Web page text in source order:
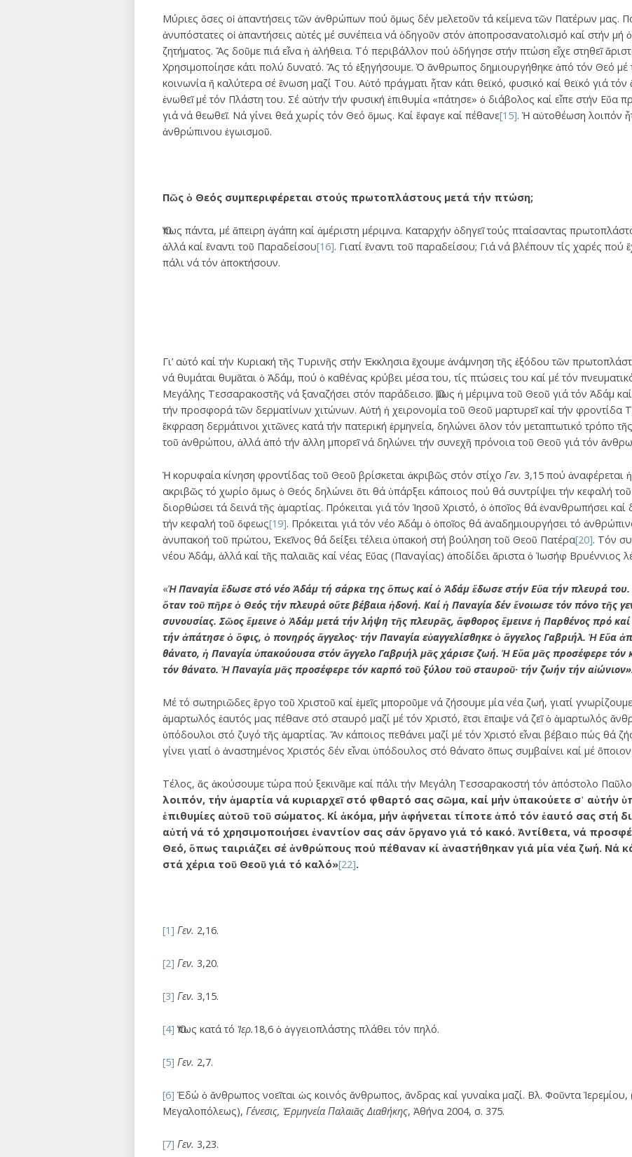
Μύριες ὅσες οἱ ἀπαντήσεις τῶν ἀνθρώπων πού ὅμως δέν μελετοῦν τά κείμενα τῶν Πατέρων μας.
ἀνυπόστατες οἱ ἀπαντήσεις αὐτές μέ συνέπεια νά ὁδηγοῦν στόν ἀποπροσανατολισμό καί στήν μή
ζητήματος. Ἄς δοῦμε πιά εἶνα ἡ ἀλήθεια. Τό περιβάλλον πού ὁδήγησε στήν πτώση εἶχε στηθεῖ
Χρησιμοποίησε κάτι πολύ δυνατό. Ἄς τό ἐξηγήσουμε. Ὁ ἄνθρωπος δημιουργήθηκε ἀπό τόν Θεό μέ
κοινωνία ἤ καλύτερα σέ ἔνωση μαζί Του. Αὐτό πράγματι ἦταν κάτι θεϊκό, φυσικό καί θεϊκό γιά
ἐνωθεῖ μέ τόν Πλάστη του. Σέ αὐτήν τήν φυσική ἐπιθυμία «πάτησε» ὁ διάβολος καί εἶπε στήν Εὔα
γιά νά θεωθεῖ. Νά γίνει θεά χωρίς τόν Θεό ὅμως. Καί ἔφαγε καί πέθανε[15]. Ἡ αὐτοθέωση λοιπόν
ἀνθρώπινου ἐγωισμοῦ.
Πῶς ὁ Θεός συμπεριφέρεται στούς πρωτοπλάστους μετά τήν πτώση;
Ὅπως πάντα, μέ ἄπειρη ἀγάπη καί ἀμέριστη μέριμνα. Καταρχήν ὁδηγεῖ τούς πταίσαντας
ἀλλά καί ἔναντι τοῦ Παραδείσου[16]. Γιατί ἔναντι τοῦ παραδείσου; Γιά νά βλέπουν τίς χαρές
πάλι νά τόν ἀποκτήσουν.
Γι’ αὐτό καί τήν Κυριακή τῆς Τυρινῆς στήν Ἐκκλησια ἔχουμε ἀνάμνηση τῆς ἐξόδου τῶν
νά θυμάται θυμᾶται ὁ Ἀδάμ, πού ὁ καθένας κρύβει μέσα του, τίς πτώσεις του καί μέ τόν
Μεγάλης Τεσσαρακοστῆς νά ξαναζήσει στόν παράδεισο. Ὅμως ἡ μέριμνα τοῦ Θεοῦ γιά τόν Ἀδάμ
τήν προσφορά τῶν δερματίνων χιτώνων. Αὐτή ἡ χειρονομία τοῦ Θεοῦ μαρτυρεῖ καί τήν φροντίδα
ἔκφραση δερμάτινοι χιτῶνες κατά τήν πατερική ἑρμηνεία, δηλώνει ὅλον τόν μεταπτωτικό τρόπο
τοῦ ἀνθρώπου, ἀλλά ἀπό τήν ἄλλη μπορεῖ νά δηλώνει τήν συνεχῆ πρόνοια τοῦ Θεοῦ γιά τόν
Ἡ κορυφαία κίνηση φροντίδας τοῦ Θεοῦ βρίσκεται ἀκριβῶς στόν στίχο Γεν. 3,15 πού ἀναφέρεται
ακριβῶς τό χωρίο ὅμως ὁ Θεός δηλώνει ὅτι θά ὑπάρξει κάποιος πού θά συντρίψει τήν κεφαλή
διορθώσει τά δεινά τῆς ἁμαρτίας. Πρόκειται γιά τόν Ἰησοῦ Χριστό, ὁ ὁποῖος θά ἐνανθρωπήσει
τήν κεφαλή τοῦ ὄφεως[19]. Πρόκειται γιά τόν νέο Ἀδάμ ὁ ὁποῖος θά ἀναδημιουργήσει τό
ἀνυπακοή τοῦ πρώτου, Ἐκεῖνος θά δείξει τέλεια ὑπακοή στή βούληση τοῦ Θεοῦ Πατέρα[20]. Τόν
νέου Ἀδάμ, ἀλλά καί τῆς παλαιᾶς καί νέας Εὔας (Παναγίας) ἀποδίδει ἄριστα ὁ Ἰωσήφ Βρυέννιος
«Ἡ Παναγία ἔδωσε στό νέο Ἀδάμ τή σάρκα της ὅπως καί ὁ Ἀδάμ ἔδωσε στήν Εὔα τήν πλευρά
ὅταν τοῦ πῆρε ὁ Θεός τήν πλευρά οὕτε βέβαια ἡδονή. Καί ἡ Παναγία δέν ἔνοιωσε τόν πόνο τῆς
συνουσίας. Σῶος ἔμεινε ὁ Ἀδάμ μετά τήν λήψη τῆς πλευρᾶς, ἄφθορος ἔμεινε ἡ Παρθένος πρό
τήν ἀπάτησε ὁ ὄφις, ὁ πονηρός ἄγγελος· τήν Παναγία εὐαγγελίσθηκε ὁ ἄγγελος Γαβριήλ. Ἡ Εὔα
θάνατο, ἡ Παναγία ὑπακούουσα στόν ἄγγελο Γαβριήλ μᾶς χάρισε ζωή. Ἡ Εὔα μᾶς προσέφερε τόν
τόν θάνατο. Ἡ Παναγία μᾶς προσέφερε τόν καρπό τοῦ ξύλου τοῦ σταυροῦ· τήν ζωήν τήν αἰώνιον»
Μέ τό σωτηριῶδες ἔργο τοῦ Χριστοῦ καί ἐμεῖς μποροῦμε νά ζήσουμε μία νέα ζωή, γιατί
ἁμαρτωλός ἑαυτός μας πέθανε στό σταυρό μαζί μέ τόν Χριστό, ἔτσι ἔπαψε νά ζεῖ ὁ ἁμαρτωλός
ὑπόδουλοι στό ζυγό τῆς ἁμαρτίας. Ἄν κάποιος πεθάνει μαζί μέ τόν Χριστό εἶναι βέβαιο πώς θά
γίνει γιατί ὁ ἀναστημένος Χριστός δέν εἶναι ὑπόδουλος στό θάνατο ὅπως συμβαίνει καί μέ
Τέλος, ἄς ἀκούσουμε τώρα πού ξεκινᾶμε καί πάλι τήν Μεγάλη Τεσσαρακοστή τόν ἀπόστολο Παῦλο
λοιπόν, τήν ἁμαρτία νά κυριαρχεῖ στό φθαρτό σας σῶμα, καί μήν ὑπακούετε σ᾽ αὐτήν
ἐπιθυμίες αὐτοῦ τοῦ σώματος. Κί ἀκόμα, μήν ἀφήνεται τίποτε ἀπό τόν ἐαυτό σας στή
αὐτή νά τό χρησιμοποιήσει ἐναντίον σας σάν ὄργανο γιά τό κακό. Ἀντίθετα, νά
Θεό, ὅπως ταιριάζει σέ ἀνθρώπους πού πέθαναν κί ἀναστήθηκαν γιά μία νέα ζωή. Νά
στά χέρια τοῦ Θεοῦ γιά τό καλό»[22].
[1] Γεν. 2,16.
[2] Γεν. 3,20.
[3] Γεν. 3,15.
[4] Ὅπως κατά τό Ἰερ.18,6 ὁ ἀγγειοπλάστης πλάθει τόν πηλό.
[5] Γεν. 2,7.
[6] Ἐδώ ὁ ἄνθρωπος νοεῖται ὡς κοινός ἄνθρωπος, ἄνδρας καί γυναίκα μαζί. Βλ. Φοῦντα Ἰερεμίου,
Μεγαλοπόλεως), Γένεσις, Ἑρμηνεία Παλαιᾶς Διαθήκης, Ἀθήνα 2004, σ. 375.
[7] Γεν. 3,23.